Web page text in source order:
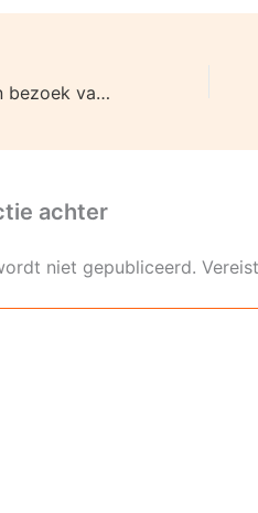
Dames Olhaco krijgen bezoek van DIO/Bedum
achter
niet gepubliceerd.